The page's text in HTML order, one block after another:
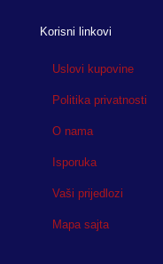
Korisni linkovi
Uslovi kupovine
Politika privatnosti
O nama
Isporuka
Vaši prijedlozi
Mapa sajta